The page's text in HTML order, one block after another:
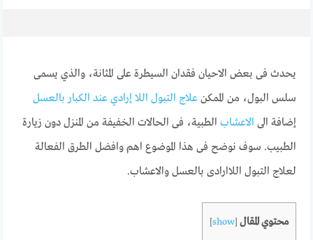
يحدث فى بعض الاحيان فقدان السيطرة على المثانة، والذي يسمى
سلس البول، من الممكنعلاج التبول اللا إرادي عند الكبار بالعسل
إضافة الى الاعشاب الطبية، فى الحالات الخفيفة من المنزل دون زيارة
الطبيب. سوف نوضح فى هذا الموضوع اهم وافضل الطرق الفعالة
لعلاج التبول اللاارادى بالعسل والاعشاب.
محتوي المقال [
show
]